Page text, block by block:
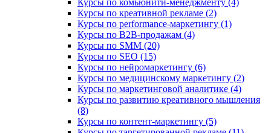
Курсы по комьюнити-менеджменту (4)
Курсы по креативной рекламе (2)
Курсы по performance-маркетингу (1)
Курсы по B2B-продажам (4)
Курсы по SMM (20)
Курсы по SEO (15)
Курсы по нейромаркетингу (6)
Курсы по медицинскому маркетингу (2)
Курсы по маркетинговой аналитике (4)
Курсы по развитию креативного мышления
(8)
Курсы по контент-маркетингу (5)